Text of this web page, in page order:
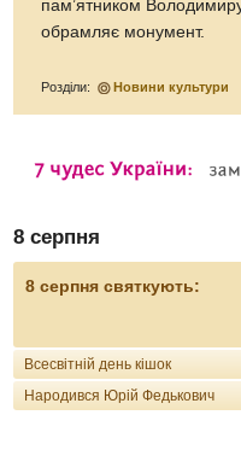
пам’ятником
обрамляє монумент.
Розділи: Новини культури
8 серпня
8 серпня святкують:
Всесвітній день кішок
Народився Юрій Федькович